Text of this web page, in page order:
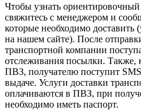
Чтобы узнать
свяжитесь с менеджером и
которые необходимо доставить
на нашем сайте). После
транспортной компании
отслеживания посылки. Также,
ПВЗ, получателю поступит
выдаче. Услуги доставки
оплачиваются в ПВЗ, при
необходимо иметь паспорт.